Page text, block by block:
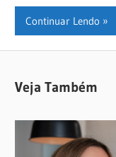
Continuar Lendo
Veja Também